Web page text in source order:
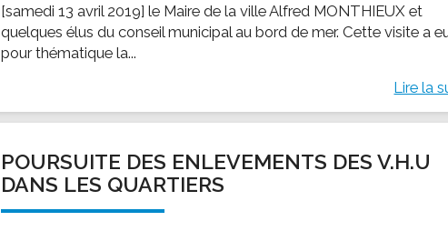
[samedi 13 avril 2019] le Maire de la ville Alfred MONTHIEUX et
quelques élus du conseil municipal au bord de mer. Cette visite a
pour thématique la...
Lire la
POURSUITE DES ENLEVEMENTS DES V.H.U
DANS LES QUARTIERS